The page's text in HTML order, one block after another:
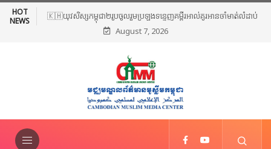
HOT
NEWS
🇰🇭យុវសិស្សកម្ពុជា២រូបចូលរួមប្រឡងទន្ទេញគម្ពីរអាល់គូរអានចាំមាត់លំដាប់
ពិភពលោក លើកទី៤៦ នៅទីក្រុងម៉ាក់កះ ប្រទេសអារ៉ាប៊ីសាអូឌីត
August 7, 2026